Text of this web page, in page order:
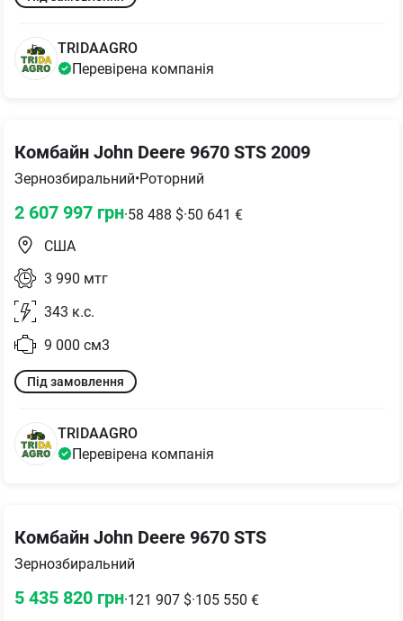
TRIDAAGRO
Перевірена компанія
Комбайн John Deere 9670 STS 2009
Зернозбиральний•Роторний
2 607 997 грн·58 488 $·50 641 €
США
3 990 мтг
343 к.с.
9 000 см3
Під замовлення
TRIDAAGRO
Перевірена компанія
Комбайн John Deere 9670 STS
Зернозбиральний
5 435 820 грн·121 907 $·105 550 €